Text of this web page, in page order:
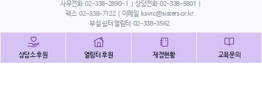
사무전화 02-338-2890~1 상담전화 02-338-5801
팩스 02-338-7122 이메일 ksvrc@sisters.or.kr
부설 쉼터 열림터 02-338-3562
상담소 후원 열림터 후원 재정현황 교육문의